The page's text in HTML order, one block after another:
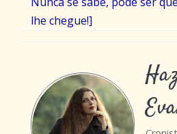
lhe chegue!]